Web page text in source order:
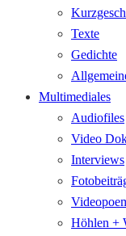
Texte
Gedichte
Multimediales
Audiofiles
Video
Interviews
Höhlen +